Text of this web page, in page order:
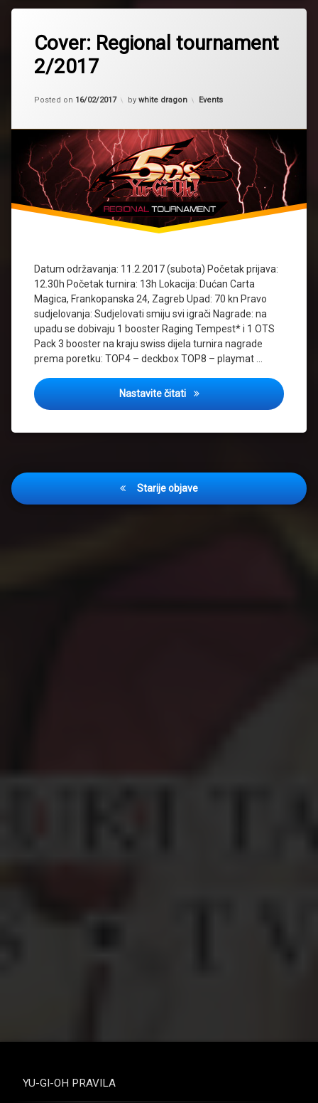
Cover: Regional tournament
2/2017
Posted on 16/02/2017 by white dragon Kategorije:
Events
Datum održavanja: 11.2.2017 (subota) Početak prijava:
12.30h Početak turnira: 13h Lokacija: Dućan Carta
Magica, Frankopanska 24, Zagreb Upad: 70 kn Pravo
sudjelovanja: Sudjelovati smiju svi igrači Nagrade: na
upadu se dobivaju 1 booster Raging Tempest* i 1 OTS
Pack 3 booster na kraju swiss dijela turnira nagrade
prema poretku: TOP4 – deckbox TOP8 – playmat …
Nastavite čitati Cover: Regional tournament
2017
event
Navigacija
objava
Starije objave
YU-GI-OH PRAVILA